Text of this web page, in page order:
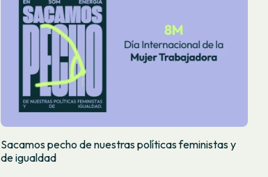
Sacamos pecho de nuestras políticas feministas y
de igualdad